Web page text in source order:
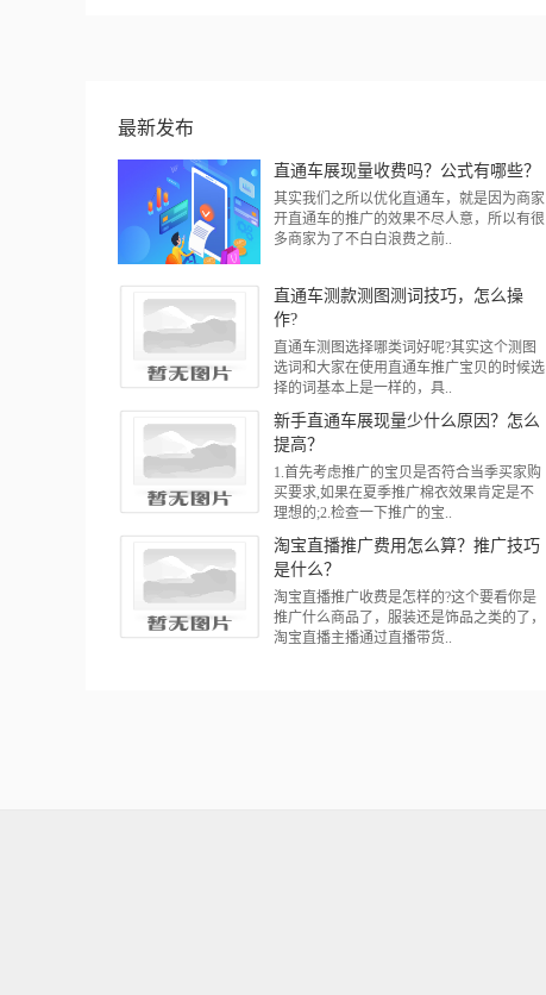
最新发布
直通车展现量收费吗？公式有哪些？
其实我们之所以优化直通车，就是因为商家
开直通车的推广的效果不尽人意，所以有很
多商家为了不白白浪费之前..
直通车测款测图测词技巧，怎么操
作?
直通车测图选择哪类词好呢?其实这个测图
选词和大家在使用直通车推广宝贝的时候选
择的词基本上是一样的，具..
新手直通车展现量少什么原因？怎么
提高？
1.首先考虑推广的宝贝是否符合当季买家购
买要求,如果在夏季推广棉衣效果肯定是不
理想的;2.检查一下推广的宝..
淘宝直播推广费用怎么算？推广技巧
是什么？
淘宝直播推广收费是怎样的?这个要看你是
推广什么商品了，服装还是饰品之类的了，
淘宝直播主播通过直播带货..